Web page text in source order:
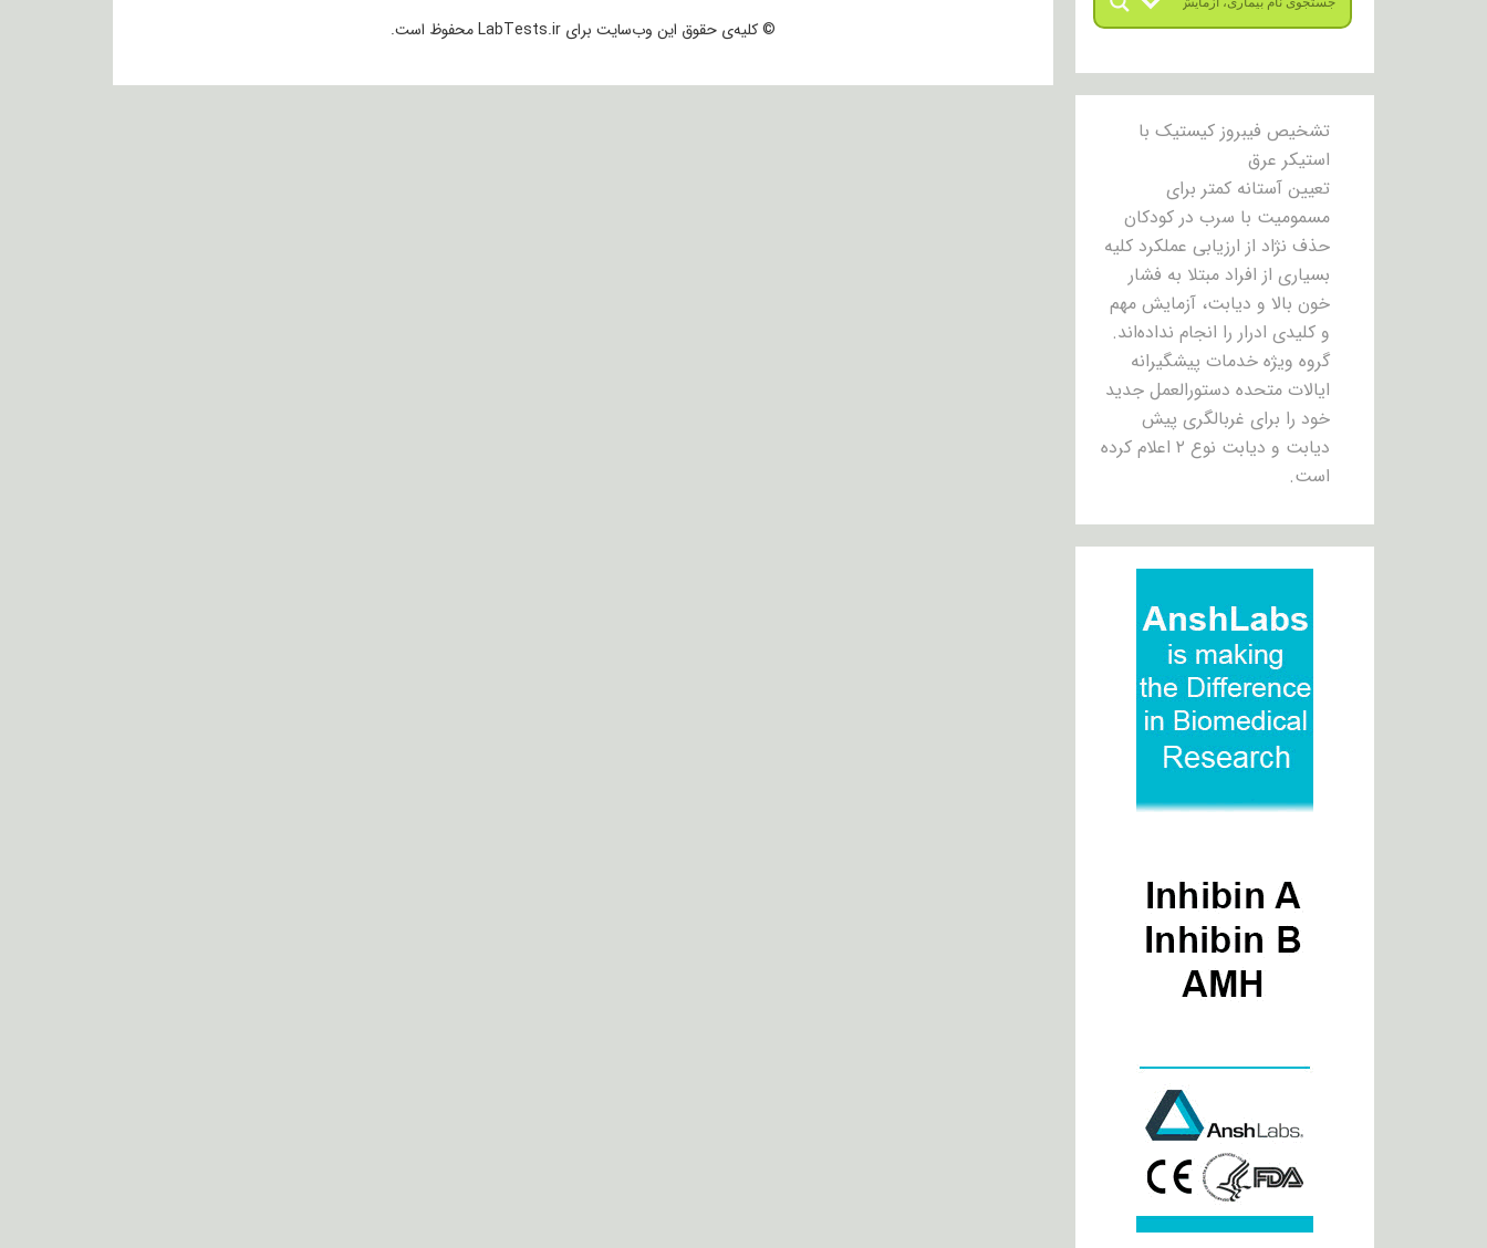
تشخیص فیبروز کیستیک با
استیکر عرق
تعیین آستانه کمتر برای
مسمومیت با سرب در کودکان
حذف نژاد از ارزیابی عملکرد کلیه
بسیاری از افراد مبتلا به فشار
خون بالا و دیابت، آزمایش مهم
و کلیدی ادرار را انجام نداده‌اند.
گروه ویژه خدمات پیشگیرانه
ایالات متحده دستورالعمل جدید
خود را برای غربالگری پیش
دیابت و دیابت نوع ۲ اعلام کرده
است.
© کلیه‌ی حقوق این وب‌سایت برای LabTests.ir محفوظ است.